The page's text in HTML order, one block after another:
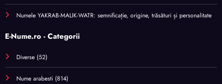
Numele YAKRAB-MALIK-WATR: semnificație, origine, trăsături și personalitate
E-Nume.ro - Categorii
Diverse (52)
Nume arabesti (814)